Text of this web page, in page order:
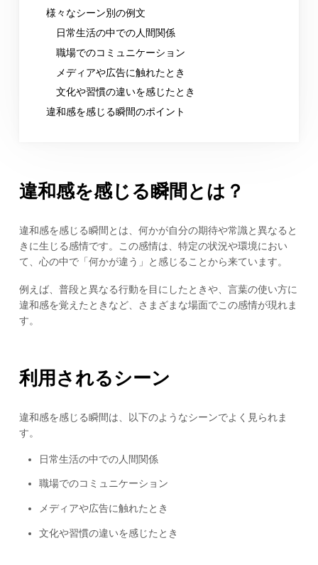
様々なシーン別の例文
日常生活の中での人間関係
職場でのコミュニケーション
メディアや広告に触れたとき
文化や習慣の違いを感じたとき
違和感を感じる瞬間のポイント
違和感を感じる瞬間とは？
違和感を感じる瞬間とは、何かが自分の期待や常識と異なると
きに生じる感情です。この感情は、特定の状況や環境におい
て、心の中で「何かが違う」と感じることから来ています。
例えば、普段と異なる行動を目にしたときや、言葉の使い方に
違和感を覚えたときなど、さまざまな場面でこの感情が現れま
す。
利用されるシーン
違和感を感じる瞬間は、以下のようなシーンでよく見られま
す。
日常生活の中での人間関係
職場でのコミュニケーション
メディアや広告に触れたとき
文化や習慣の違いを感じたとき